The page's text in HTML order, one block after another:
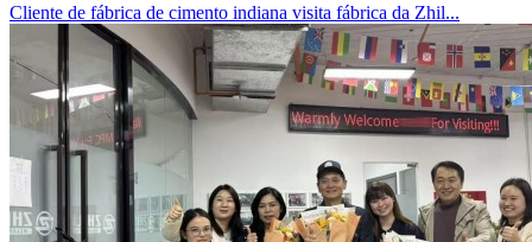
Cliente de fábrica de cimento indiana visita fábrica da Zhil...